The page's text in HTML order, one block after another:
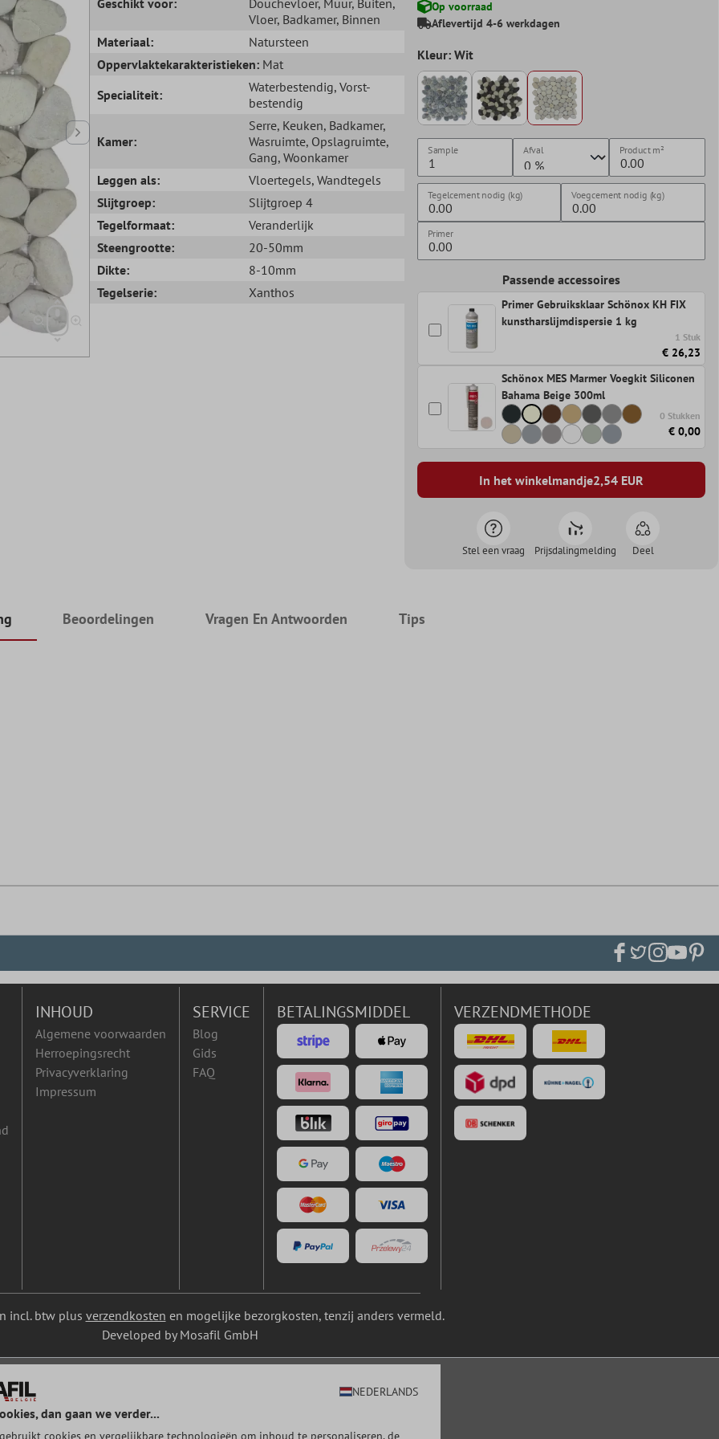
Vloer, Badkamer, Binnen
Materiaal:
Natursteen
Oppervlaktekarakteristieken: Mat
Specialiteit:
Waterbestendig, Vorst-
bestendig
Kamer:
Serre, Keuken, Badkamer,
Wasruimte, Opslagruimte,
Gang, Woonkamer
Leggen als:
Vloertegels, Wandtegels
Slijtgroep:
Slijtgroep 4
Tegelformaat:
Veranderlijk
Steengrootte:
20-50mm
Dikte:
8-10mm
Tegelserie:
Xanthos
Op voorraad
Aflevertijd 4-6 werkdagen
Kleur: Wit
Sample Afval Productm²
Tegelcement nodig (kg) Voegcement nodig (kg)
Primer
Passende accessoires
Primer Gebruiksklaar Schönox KH FIX
kunstharslijmdispersie 1 kg
1 Stuk
€ 26,23
Schönox MES Marmer Voegkit Siliconen
Bahama Beige 300ml
0 Stukken
€ 0,00
In het winkelmandje2,54EUR
Stel een vraag Prijsdalingmelding Deel
Beoordelingen Vragen En Antwoorden Tips
INHOUD
Algemene voorwaarden
Herroepingsrecht
Privacyverklaring
Impressum
SERVICE
Blog
Gids
FAQ
BETALINGSMIDDEL VERZENDMETHODE
incl. btw plus verzendkosten en mogelijke bezorgkosten, tenzij anders vermeld.
Developed by Mosafil GmbH
NEDERLANDS
dan gaan we verder...
cookies en vergelijkbare technologieën om inhoud te personaliseren, de